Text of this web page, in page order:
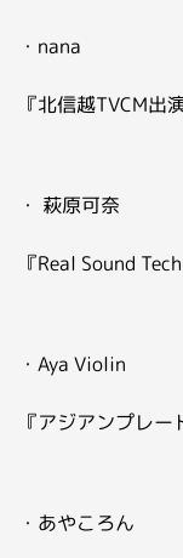
・nana
『北信越TVCM出
・ 萩原可奈
『Real Sound
・Aya Violin
『アジアンプレ
・あやころん